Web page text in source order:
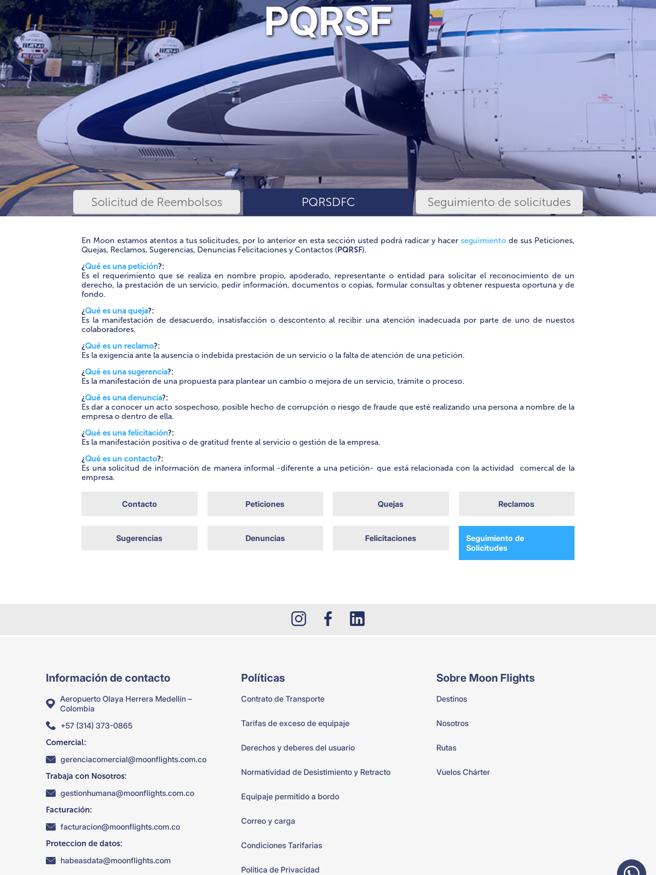
PQRSF
Solicitud de Reembolsos PQRSDFC Seguimiento de solicitudes
En Moon estamos atentos a tus solicitudes, por lo anterior en esta sección usted podrá radicar y hacerseguimiento de sus Peticiones,
Quejas, Reclamos, Sugerencias, Denuncias Felicitaciones y Contactos (PQRSF).
¿Qué es una petición?:
Es el requerimiento que se realiza en nombre propio, apoderado, representante o entidad para solicitar el reconocimiento de un
derecho, la prestación de un servicio, pedir información, documentos o copias, formular consultas y obtener respuesta oportuna y de
fondo.
¿Qué es una queja?:
Es la manifestación de desacuerdo, insatisfacción o descontento al recibir una atención inadecuada por parte de uno de nuestos
colaboradores.
¿Qué es un reclamo?:
Es la exigencia ante la ausencia o indebida prestación de un servicio o la falta de atención de una petición.
¿Qué es una sugerencia?:
Es la manifestación de una propuesta para plantear un cambio o mejora de un servicio, trámite o proceso.
¿Qué es una denuncia?:
Es dar a conocer un acto sospechoso, posible hecho de corrupción o riesgo de fraude que esté realizando una persona a nombre de la
empresa o dentro de ella.
¿Qué es una felicitación?:
Es la manifestación positiva o de gratitud frente al servicio o gestión de la empresa.
¿Qué es un contacto?:
Es una solicitud de información de manera informal -diferente a una petición- que está relacionada con la actividad comercal de la
empresa.
Contacto Peticiones Quejas Reclamos
Sugerencias Denuncias Felicitaciones
Seguimiento de
Solicitudes
Información de contacto
Aeropuerto Olaya Herrera Medellín –
Colombia
+57 (314) 373-0865
Comercial:
gerenciacomercial@moonflights.com.co
Trabaja con Nosotros:
gestionhumana@moonflights.com.co
Facturación:
facturacion@moonflights.com.co
Proteccion de datos:
habeasdata@moonflights.com
Políticas
Contrato de Transporte
Tarifas de exceso de equipaje
Derechos y deberes del usuario
Normatividad de Desistimiento y Retracto
Equipaje permitido a bordo
Correo y carga
Condiciones Tarifarias
Política de Privacidad
Sobre Moon Flights
Destinos
Nosotros
Rutas
Vuelos Chárter